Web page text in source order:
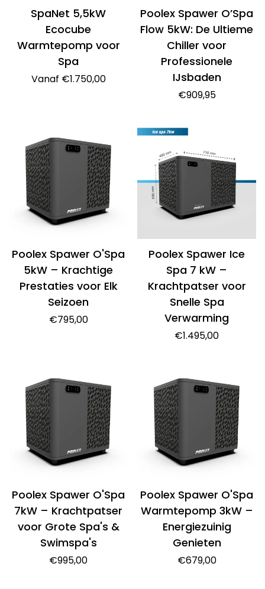
SpaNet 5,5kW
Ecocube
Warmtepomp voor
Spa
Normale
Vanaf €1.750,00
Poolex Spawer O’Spa
Flow 5kW: De Ultieme
Chiller voor
Professionele
IJsbaden
Normale
€909,95
Poolex Spawer O'Spa
5kW – Krachtige
Prestaties voor Elk
Seizoen
Normale
€795,00
Poolex Spawer Ice
Spa 7 kW –
Krachtpatser voor
Snelle Spa
Verwarming
Normale
€1.495,00
Poolex Spawer O'Spa
7kW – Krachtpatser
voor Grote Spa's &
Swimspa's
Normale
€995,00
Poolex Spawer O'Spa
Warmtepomp 3kW –
Energiezuinig
Genieten
Normale
€679,00